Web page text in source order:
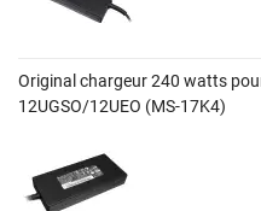
Original chargeur 240 watts
12UGSO/12UEO (MS-17K4)